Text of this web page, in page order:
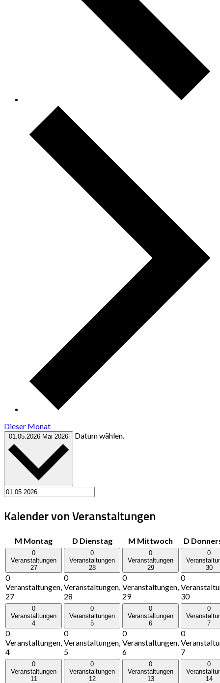
Dieser Monat
01.05.2026 Mai 2026 Datum wählen.
Kalender von Veranstaltungen
M Montag D Dienstag M Mittwoch D
0
Veranstaltungen
27
0
Veranstaltungen,
27
0
Veranstaltungen
28
0
Veranstaltungen,
28
0
Veranstaltungen
29
0
Veranstaltungen,
29
0
30
0
30
0
Veranstaltungen
4
0
Veranstaltungen,
4
0
Veranstaltungen
5
0
Veranstaltungen,
5
0
Veranstaltungen
6
0
Veranstaltungen,
6
0
7
0
7
0
Veranstaltungen
11
0
Veranstaltungen
12
0
Veranstaltungen
13
0
14